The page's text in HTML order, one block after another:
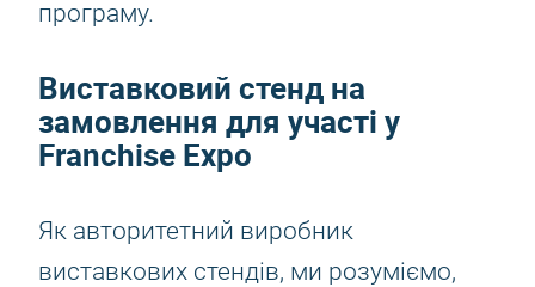
програму.
Виставковий стенд на
замовлення для участі у
Franchise Expo
Як авторитетний виробник
виставкових стендів, ми розуміємо,